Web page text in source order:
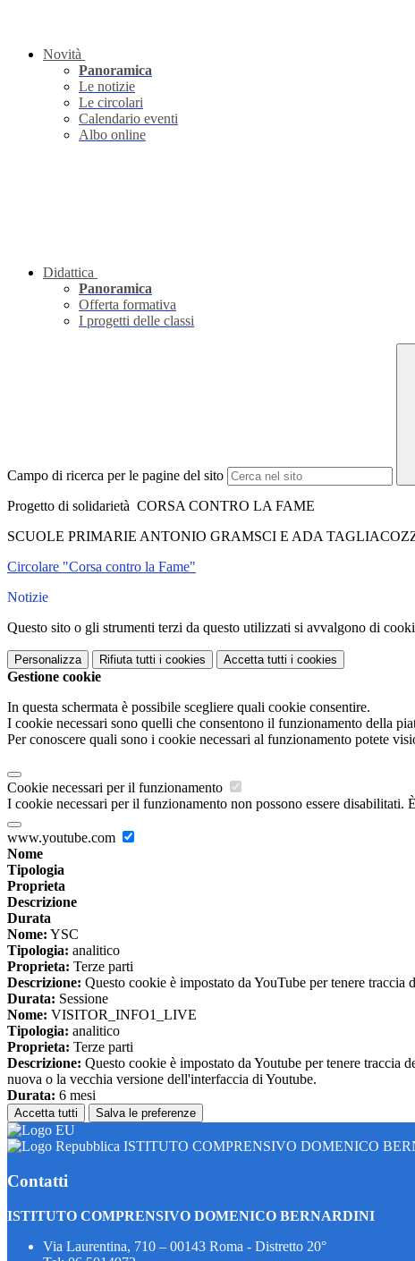
Novità
Panoramica
Le notizie
Le circolari
Calendario eventi
Albo online
Didattica
Panoramica
Offerta formativa
I progetti delle classi
Campo di ricerca per le pagine del sito
Progetto di solidarietà CORSA CONTRO LA FAME
SCUOLE PRIMARIE ANTONIO GRAMSCI E ADA
Circolare "Corsa contro la Fame"
Notizie
Questo sito o gli strumenti terzi da questo utilizzati si avvalgono di
Personalizza Rifiuta tutti i cookies Accetta tutti i cookies
Gestione cookie
In questa schermata è possibile scegliere quali cookie consentire.
I cookie necessari sono quelli che consentono il funzionamento della
Per conoscere quali sono i cookie necessari al funzionamento potete
Cookie necessari per il funzionamento
I cookie necessari per il funzionamento non possono essere
www.youtube.com
Nome
Tipologia
Proprieta
Descrizione
Durata
Nome: YSC
Tipologia: analitico
Proprieta: Terze parti
Descrizione: Questo cookie è impostato da YouTube per tenere
Durata: Sessione
Nome: VISITOR_INFO1_LIVE
Tipologia: analitico
Proprieta: Terze parti
Descrizione: Questo cookie è impostato da Youtube per tenere traccia
nuova o la vecchia versione dell'interfaccia di Youtube.
Durata: 6 mesi
Accetta tutti Salva le preferenze
ISTITUTO COMPRENSIVO DOMENICO
Contatti
ISTITUTO COMPRENSIVO DOMENICO BERNARDINI
Via Laurentina, 710 – 00143 Roma - Distretto 20°